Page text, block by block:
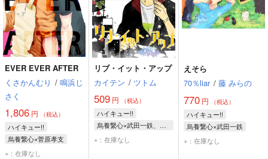
EVER EVER AFTER
くさかんむり / 鳴浜じ
さく
1,806 円 （税込）
ハイキュー!!
烏養繋心×菅原孝支
菅原孝支
×：在庫なし
リブ・イット・アップ
カイテン / ツトム
509 円 （税込）
ハイキュー!!
烏養繋心×武田一鉄、武田一鉄×烏養繋心
烏養繋心
×：在庫なし
えそら
70％liar / 藤 みらの
770円 （税込）
ハイキュー!!
烏養繋心×武田一鉄
烏養繋心
×：在庫なし